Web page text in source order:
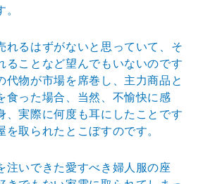
れるはずがないと思っていて、そ
ることなど望んでもいないのです
代物が市場を席巻し、主力商品と
食った場合、当然、不愉快に感
、実際に何度も耳にしたことです
を取られたとこぼすのです。
注いできた愛すべき婦人服の座